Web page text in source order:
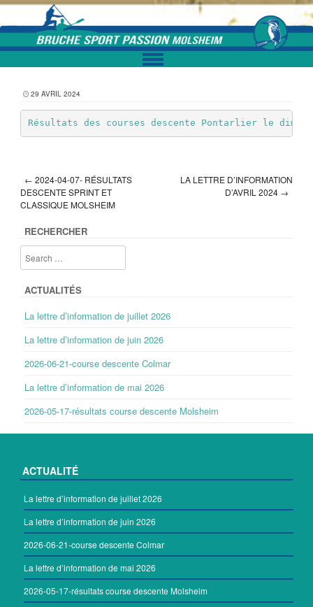
29 AVRIL 2024
Résultats des courses descente Pontarlier le
Post navigation
← 2024-04-07- RÉSULTATS
DESCENTE SPRINT ET
CLASSIQUE MOLSHEIM
LA LETTRE D’INFORMATION
D’AVRIL 2024 →
RECHERCHER
ACTUALITÉS
La lettre d’information de juillet 2026
La lettre d’information de juin 2026
2026-06-21-course descente Colmar
La lettre d’information de mai 2026
2026-05-17-résultats course descente Molsheim
ACTUALITÉ
La lettre d’information de juillet 2026
La lettre d’information de juin 2026
2026-06-21-course descente Colmar
La lettre d’information de mai 2026
2026-05-17-résultats course descente Molsheim